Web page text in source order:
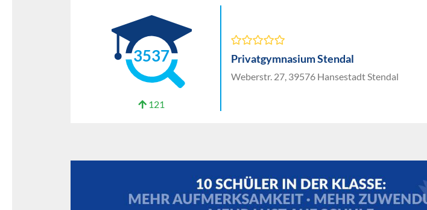
3537
121
Privatgymnasium Stendal
Weberstr. 27, 39576 Hansestadt Stendal